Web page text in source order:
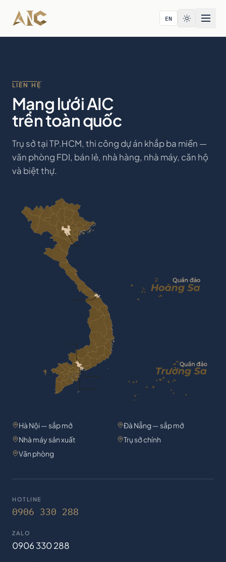
Bỏ qua tới nội dung
EN
LIÊN HỆ
Mạng lưới AIC
trên toàn quốc
Trụ sở tại TP.HCM, thi công dự án khắp ba miền —
văn phòng FDI, bán lẻ, nhà hàng, nhà máy, căn hộ
và biệt thự.
Hà Nội — sắp mở
Đà Nẵng — sắp mở
Nhà máy sản xuất
Trụ sở chính
Văn phòng
HOTLINE
0906 330 288
ZALO
0906 330 288